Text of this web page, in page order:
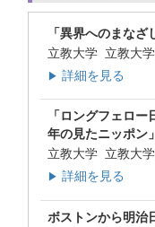
「異界へのまな
立教大学 立教大
▶ 詳細を見る
「ロングフェロ
年の見たニッポン」
立教大学 立教大
▶ 詳細を見る
ボストンから明治